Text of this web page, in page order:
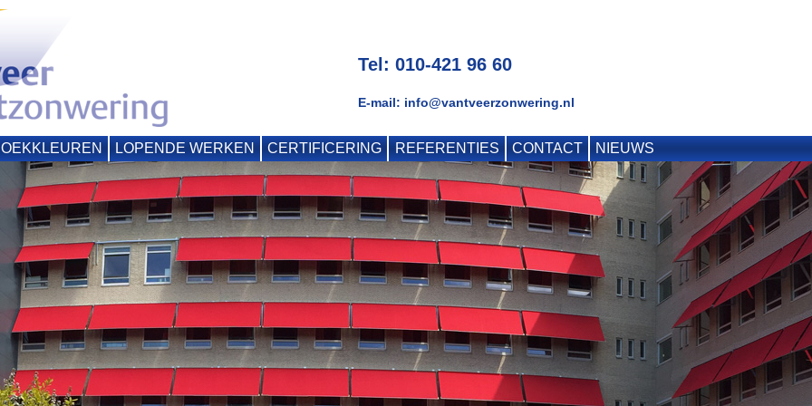
Tel: 010-421 96 60
E-mail: info@vantveerzonwering.nl
LOPENDE WERKEN CERTIFICERING REFERENTIES CONTACT NIEUWS